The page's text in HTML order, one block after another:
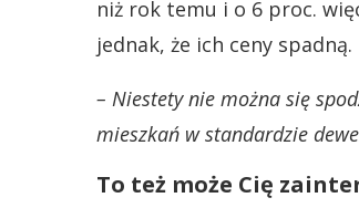
niż rok temu i o 6 proc.
jednak, że ich ceny spadną.
– Niestety nie można się
mieszkań w standardzie
To też może Cię